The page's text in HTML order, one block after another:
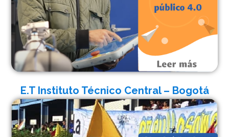
E.T Instituto Técnico Central – Bogotá